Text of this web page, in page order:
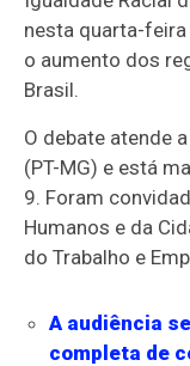
nesta quarta-
o aumento dos
Brasil.
O debate atende
(PT-MG) e está
9. Foram
Humanos e da
do Trabalho e
A audiência
completa de